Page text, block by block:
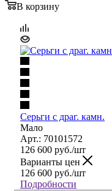
В корзину
Серьги с драг. камн.
Мало
Арт.: 70101572
126 600 руб./шт
Варианты цен
126 600 руб./шт
Подробности